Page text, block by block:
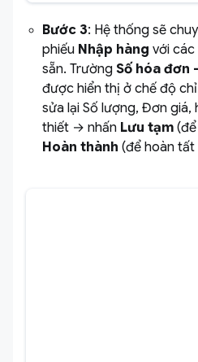
Bước 3: Hệ thống sẽ
phiếu Nhập hàng với
sẵn. Trường Số hóa đơn
được hiển thị ở chế độ
sửa lại Số lượng, Đơn giá,
thiết → nhấn Lưu tạm
Hoàn thành (để hoàn tất